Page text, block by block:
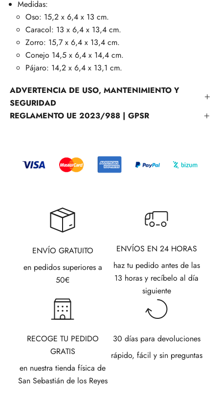
Medidas:
Oso: 15,2 x 6,4 x 13 cm.
Caracol: 13 x 6,4 x 13,4 cm.
Zorro: 15,7 x 6,4 x 13,4 cm.
Conejo 14,5 x 6,4 x 14,4 cm.
Pájaro: 14,2 x 6,4 x 13,1 cm.
ADVERTENCIA DE USO, MANTENIMIENTO Y
SEGURIDAD
REGLAMENTO UE 2023/988 | GPSR
ENVÍO GRATUITO
en pedidos superiores a
50€
ENVÍOS EN 24 HORAS
haz tu pedido antes de las
13 horas y recíbelo al día
siguiente
RECOGE TU PEDIDO
GRATIS
en nuestra tienda física de
San Sebastián de los Reyes
30 días para devoluciones
rápido, fácil y sin preguntas